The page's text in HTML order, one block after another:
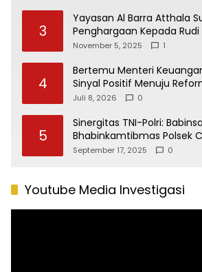
3
Yayasan Al Barra Atthala
Penghargaan Kepada
Kontribusi Sosial dan
November 5, 2025 1
4
Bertemu Menteri
Sinyal Positif Menuju
Aksi Buruh Besok Dibatalkan
Juli 8, 2026 0
5
Sinergitas TNI-Polri:
Bhabinkamtibmas Polsek
Program Pemerintah
September 17, 2025 0
Youtube Media Investigasi